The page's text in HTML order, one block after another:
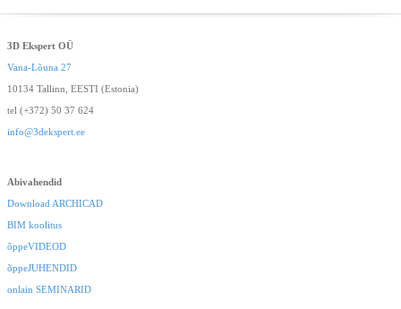
3D Ekspert OÜ
Vana-Lõuna 27
10134 Tallinn, EESTI (Estonia)
tel (+372) 50 37 624
info@3dekspert.ee
Abivahendid
Download ARCHICAD
BIM koolitus
õppeVIDEOD
õppeJUHENDID
onlain SEMINARID